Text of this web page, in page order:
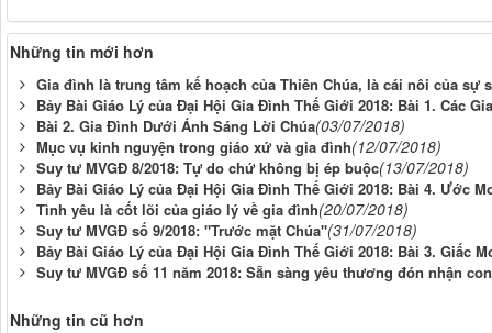
Những tin mới hơn
Gia đình là trung tâm kế hoạch của Thiên Chúa, là cái nôi của sự
Bảy Bài Giáo Lý của Đại Hội Gia Đình Thế Giới 2018: Bài 1. Các
Bài 2. Gia Đình Dưới Ánh Sáng Lời Chúa(03/07/2018)
Mục vụ kinh nguyện trong giáo xứ và gia đình(12/07/2018)
Suy tư MVGĐ 8/2018: Tự do chứ không bị ép buộc(13/07/2018)
Bảy Bài Giáo Lý của Đại Hội Gia Đình Thế Giới 2018: Bài 4. Ước
Tình yêu là cốt lõi của giáo lý về gia đình(20/07/2018)
Suy tư MVGĐ số 9/2018: "Trước mặt Chúa"(31/07/2018)
Bảy Bài Giáo Lý của Đại Hội Gia Đình Thế Giới 2018: Bài 3. Giấc
Suy tư MVGĐ số 11 năm 2018: Sẵn sàng yêu thương đón nhận
Những tin cũ hơn